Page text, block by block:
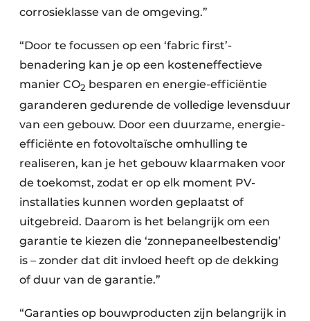
corrosieklasse van de omgeving.”
“Door te focussen op een ‘fabric first’-
benadering kan je op een kosteneffectieve
manier CO2 besparen en energie-efficiëntie
garanderen gedurende de volledige levensduur
van een gebouw. Door een duurzame, energie-
efficiënte en fotovoltaïsche omhulling te
realiseren, kan je het gebouw klaarmaken voor
de toekomst, zodat er op elk moment PV-
installaties kunnen worden geplaatst of
uitgebreid. Daarom is het belangrijk om een
garantie te kiezen die ‘zonnepaneelbestendig’
is – zonder dat dit invloed heeft op de dekking
of duur van de garantie.”
“Garanties op bouwproducten zijn belangrijk in